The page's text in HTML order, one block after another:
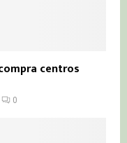
centros
0